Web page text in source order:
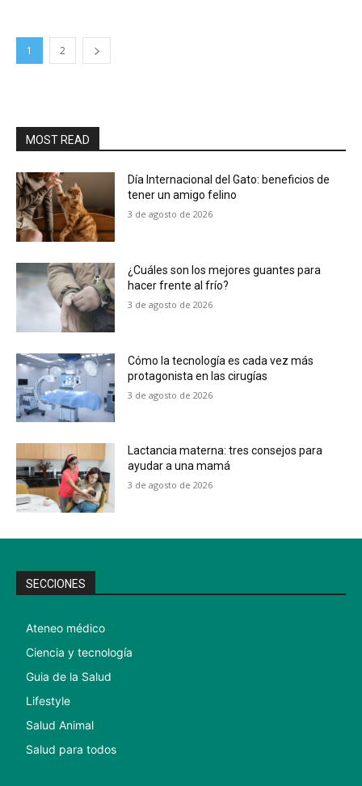
1 2
MOST READ
Día Internacional del Gato: beneficios de
tener un amigo felino
3 de agosto de 2026
¿Cuáles son los mejores guantes para
hacer frente al frío?
3 de agosto de 2026
Cómo la tecnología es cada vez más
protagonista en las cirugías
3 de agosto de 2026
Lactancia materna: tres consejos para
ayudar a una mamá
3 de agosto de 2026
SECCIONES
Ateneo médico
Ciencia y tecnología
Guia de la Salud
Lifestyle
Salud Animal
Salud para todos